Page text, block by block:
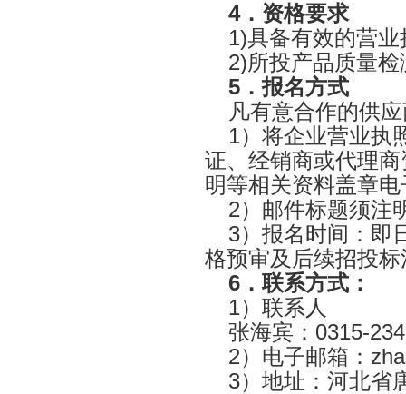
4．资格要求
1)具备有效的营
2)所投产品质量检
5 ．报名方式
凡有意合作的供
1）将企业营业执
证、经销商或代理
明等相关资料盖章
2）邮件标题须注
3）报名时间：即
格预审及后续招投
6 ．联系方式：
1）联系人
张海宾： 0315-
2）电子邮箱：
3）地址：河北省